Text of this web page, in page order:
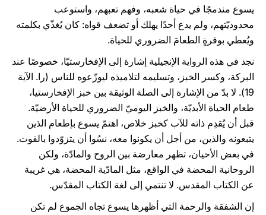
يسوع مندمجًا في حياة شعبه، وفهم تعبهم، واستوعب
محدوديّتهم، ولم يدع أحدًا يهلك أو تضعف قواه: كان يُغذّي بكلمته
ويُعطي بوفرةٍ الطعامَ الضروري للحياة.
نجد في هذه الرواية الإنجيلية إشارة إلى الإفخارستيّا، خصوصًا عند
البركة، وكسر الخبز، وتسليمه لتلاميذه ليوزّعوه للناس (را. الآية
19). لا بدّ من الإشارة إلى الصلة الوثيقة بين خبز الإفخارستيا،
طعام الحياة الأبديّة، والخبز اليوميّ الضروري للحياة الأرضيّة.
قبل أن يُقدِم ذاته للآب كخبز خلاص، اهتمّ يسوع بإطعام الذين
يتبعونه والذين، من أجل أن يكونوا معه، نسُوا أن يتزوّدوا بالقوت.
في بعض الأحيان، تظهر معارضة بين الروح والمادّة، ولكن
الروحانية المحضة في الواقع، مثل المادّية المحضة، هي غريبة
عن الكتاب المقدس. لا تنتمي إلى لغة الكتاب المقدّس.
إن الشفقة والرحمة التي أظهرها يسوع تجاه الجموع لم تكن